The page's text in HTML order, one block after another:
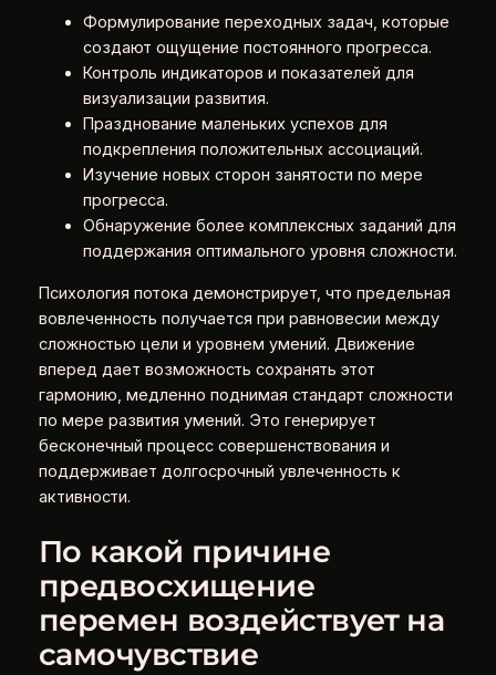
Формулирование переходных задач, которые
создают ощущение постоянного прогресса.
Контроль индикаторов и показателей для
визуализации развития.
Празднование маленьких успехов для
подкрепления положительных ассоциаций.
Изучение новых сторон занятости по мере
прогресса.
Обнаружение более комплексных заданий для
поддержания оптимального уровня сложности.
Психология потока демонстрирует, что предельная
вовлеченность получается при равновесии между
сложностью цели и уровнем умений. Движение
вперед дает возможность сохранять этот
гармонию, медленно поднимая стандарт сложности
по мере развития умений. Это генерирует
бесконечный процесс совершенствования и
поддерживает долгосрочный увлеченность к
активности.
По какой причине
предвосхищение
перемен воздействует на
самочувствие